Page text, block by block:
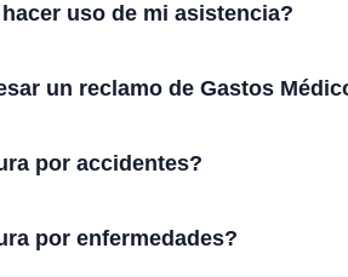
uso de mi asistencia?
un reclamo de Gastos
por accidentes?
por enfermedades?